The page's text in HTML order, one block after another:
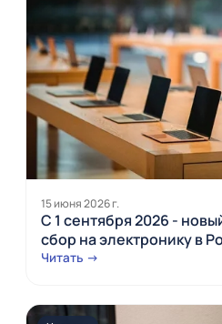
15 июня 2026 г.
С 1 сентября 2026 -
сбор на электронику в
Читать →